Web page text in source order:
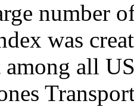
number
was
among all